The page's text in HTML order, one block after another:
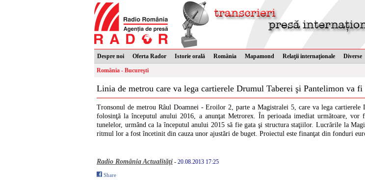
Despre noi Oferta Rador Istorie orală România Mapamond Relaţii internaţionale Diverse
România - Bucureşti
Linia de metrou care va lega cartierele Drumul Taberei şi Pantelimon va fi
Tronsonul de metrou Râul Doamnei - Eroilor 2, parte a Magistralei 5, care va lega
folosinţă la începutul anului 2016, a anunţat Metrorex. În perioada imediat următoare, vor
tunelelor, urmând ca la începutul anului 2015 să fie gata şi structura staţiilor. Lucrările la
ritmul lor a fost încetinit din cauza unor ajustări de buget. Proiectul este finanţat din fonduri
Radio România Actualităţi - 20.08.2013 17:25
Share